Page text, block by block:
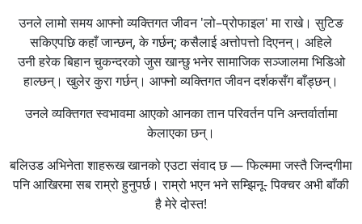
उनले लामो समय आफ्नो व्यक्तिगत जीवन 'लो–प्रोफाइल' मा राखे। सुटिङ
सकिएपछि कहाँ जान्छन्, के गर्छन्; कसैलाई अत्तोपत्तो दिएनन्। अहिले
उनी हरेक बिहान चुकन्दरको जुस खान्छु भनेर सामाजिक सञ्जालमा भिडिओ
हाल्छन्। खुलेर कुरा गर्छन्। आफ्नो व्यक्तिगत जीवन दर्शकसँग बाँड्छन्।
उनले व्यक्तिगत स्वभावमा आएको आनका तान परिवर्तन पनि अन्तर्वार्तामा
केलाएका छन्।
बलिउड अभिनेता शाहरूख खानको एउटा संवाद छ — फिल्ममा जस्तै जिन्दगीमा
पनि आखिरमा सब राम्रो हुनुपर्छ। राम्रो भएन भने सम्झिनू- पिक्चर अभी बाँकी
है मेरे दोस्त!